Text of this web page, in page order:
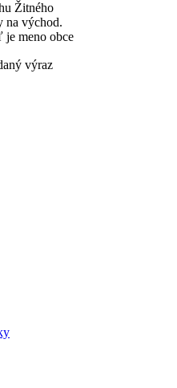
Žitného
na východ.
je meno obce
výraz